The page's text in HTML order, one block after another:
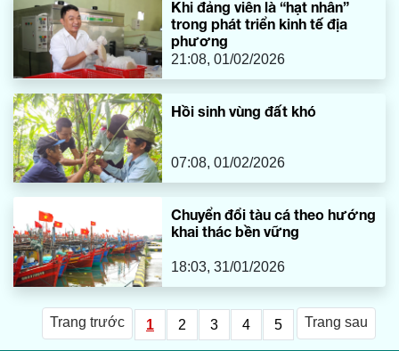
Khi đảng viên là “hạt nhân”
trong phát triển kinh tế địa
phương
21:08, 01/02/2026
Hồi sinh vùng đất khó
07:08, 01/02/2026
Chuyển đổi tàu cá theo hướng
khai thác bền vững
18:03, 31/01/2026
Trang trước 1 2 3 4 5 Trang sau